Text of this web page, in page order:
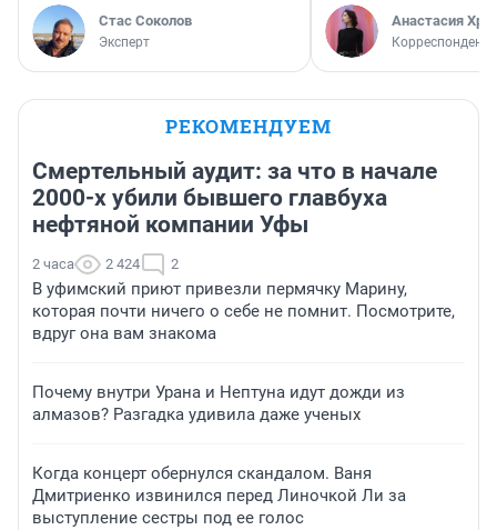
Стас Соколов
Эксперт
Анастасия
Корреспондент
РЕКОМЕНДУЕМ
Смертельный аудит: за что в начале
2000-х убили бывшего главбуха
нефтяной компании Уфы
2 часа 2 424 2
В уфимский приют привезли пермячку Марину,
которая почти ничего о себе не помнит. Посмотрите,
вдруг она вам знакома
Почему внутри Урана и Нептуна идут дожди из
алмазов? Разгадка удивила даже ученых
Когда концерт обернулся скандалом. Ваня
Дмитриенко извинился перед Линочкой Ли за
выступление сестры под ее голос